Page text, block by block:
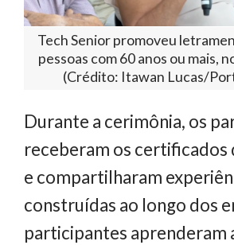
Tech Senior promoveu
pessoas com 60 anos ou mais,
(Crédito: Itawan Lucas/
Durante a cerimônia, os
receberam os certificados
e compartilharam
construídas ao longo dos
participantes aprenderam